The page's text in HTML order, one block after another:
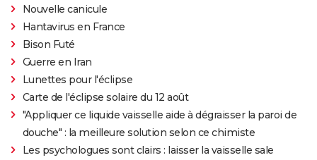
Nouvelle canicule
Hantavirus en France
Bison Futé
Guerre en Iran
Lunettes pour l'éclipse
Carte de l'éclipse solaire du 12 août
"Appliquer ce liquide vaisselle aide à dégraisser la paroi de
douche" : la meilleure solution selon ce chimiste
Les psychologues sont clairs : laisser la vaisselle sale